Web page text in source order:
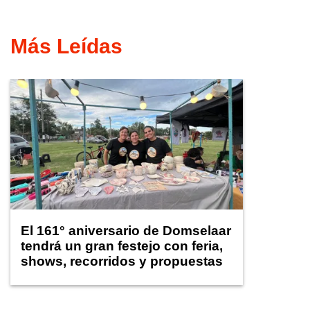
Más Leídas
El 161° aniversario de Domselaar
tendrá un gran festejo con feria,
shows, recorridos y propuestas